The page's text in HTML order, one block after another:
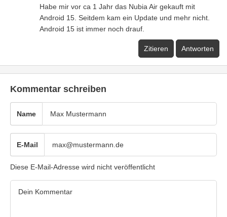
Habe mir vor ca 1 Jahr das Nubia Air gekauft mit
Android 15. Seitdem kam ein Update und mehr nicht.
Android 15 ist immer noch drauf.
Zitieren Antworten
Kommentar schreiben
Name
E-Mail
Diese E-Mail-Adresse wird nicht veröffentlicht